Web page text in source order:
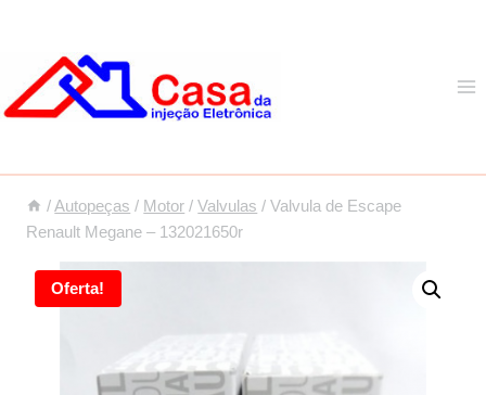
Conteúdo
/Autopeças / Motor / Valvulas / Valvula de Escape
Renault Megane – 132021650r
Oferta!